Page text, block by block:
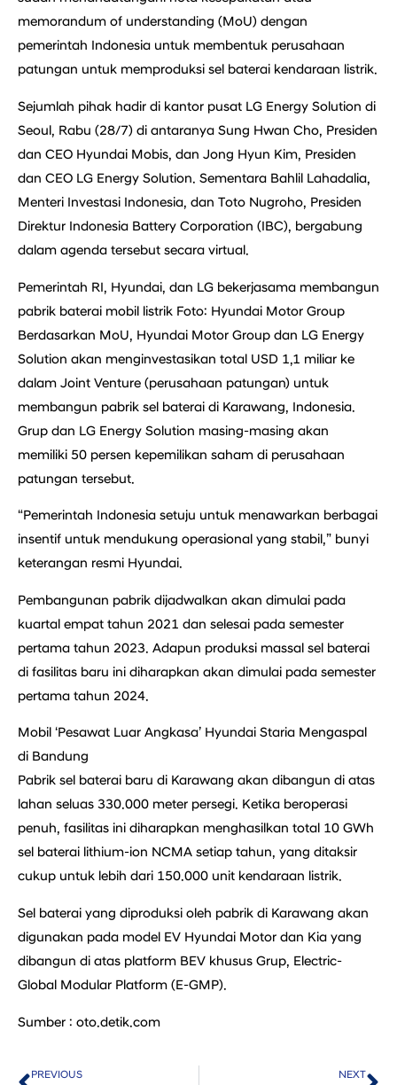
memorandum of understanding (MoU) dengan
pemerintah Indonesia untuk membentuk perusahaan
patungan untuk memproduksi sel baterai kendaraan listrik.
Sejumlah pihak hadir di kantor pusat LG Energy Solution di
Seoul, Rabu (28/7) di antaranya Sung Hwan Cho, Presiden
dan CEO Hyundai Mobis, dan Jong Hyun Kim, Presiden
dan CEO LG Energy Solution. Sementara Bahlil Lahadalia,
Menteri Investasi Indonesia, dan Toto Nugroho, Presiden
Direktur Indonesia Battery Corporation (IBC), bergabung
dalam agenda tersebut secara virtual.
Pemerintah RI, Hyundai, dan LG bekerjasama membangun
pabrik baterai mobil listrik Foto: Hyundai Motor Group
Berdasarkan MoU, Hyundai Motor Group dan LG Energy
Solution akan menginvestasikan total USD 1,1 miliar ke
dalam Joint Venture (perusahaan patungan) untuk
membangun pabrik sel baterai di Karawang, Indonesia.
Grup dan LG Energy Solution masing-masing akan
memiliki 50 persen kepemilikan saham di perusahaan
patungan tersebut.
“Pemerintah Indonesia setuju untuk menawarkan berbagai
insentif untuk mendukung operasional yang stabil,” bunyi
keterangan resmi Hyundai.
Pembangunan pabrik dijadwalkan akan dimulai pada
kuartal empat tahun 2021 dan selesai pada semester
pertama tahun 2023. Adapun produksi massal sel baterai
di fasilitas baru ini diharapkan akan dimulai pada semester
pertama tahun 2024.
Mobil ‘Pesawat Luar Angkasa’ Hyundai Staria Mengaspal
di Bandung
Pabrik sel baterai baru di Karawang akan dibangun di atas
lahan seluas 330.000 meter persegi. Ketika beroperasi
penuh, fasilitas ini diharapkan menghasilkan total 10 GWh
sel baterai lithium-ion NCMA setiap tahun, yang ditaksir
cukup untuk lebih dari 150.000 unit kendaraan listrik.
Sel baterai yang diproduksi oleh pabrik di Karawang akan
digunakan pada model EV Hyundai Motor dan Kia yang
dibangun di atas platform BEV khusus Grup, Electric-
Global Modular Platform (E-GMP).
Sumber : oto.detik.com
PREVIOUS NEXT